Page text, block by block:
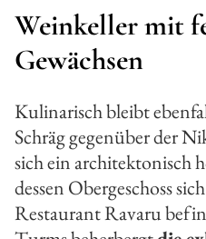
Weinkeller mit
Gewächsen
Kulinarisch bleibt
Schräg gegenüber der
sich ein architektonisch
dessen Obergeschoss
Restaurant Ravaru